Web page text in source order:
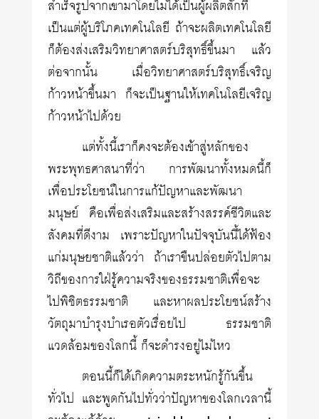
สำเร็จรูปจากเขามาโดยไม่ได้เป็นผู้ผลิตสักที
เป็นแต่ผู้บริโภคเทคโนโลยี ถ้าจะผลิตเทคโนโลยี
ก็ต้องส่งเสริมวิทยาศาสตร์บริสุทธิ์ขึ้นมา แล้ว
ต่อจากนั้น เมื่อวิทยาศาสตร์บริสุทธิ์เจริญ
ก้าวหน้าขึ้นมา ก็จะเป็นฐานให้เทคโนโลยีเจริญ
ก้าวหน้าไปด้วย
แต่ทั้งนี้เราก็คงจะต้องเข้าสู่หลักของ
พระพุทธศาสนาที่ว่า การพัฒนาทั้งหมดนี้ก็
เพื่อประโยชน์ในการแก้ปัญหาและพัฒนา
มนุษย์ คือเพื่อส่งเสริมและสร้างสรรค์ชีวิตและ
สังคมที่ดีงาม เพราะปัญหาในปัจจุบันนี้ได้ฟ้อง
แก่มนุษยชาติแล้วว่า ถ้าเราขืนปล่อยตัวไปตาม
วิถีของการใฝ่รู้ความจริงของธรรมชาติเพื่อจะ
ไปพิชิตธรรมชาติ และหาผลประโยชน์สร้าง
วัตถุมาบำรุงบำเรอตัวเรื่อยไป ธรรมชาติ
แวดล้อมของโลกนี้ ก็จะดำรงอยู่ไม่ไหว
ตอนนี้ก็ได้เกิดความตระหนักรู้กันขึ้น
ทั่วไป และพูดกันไปทั่วว่าปัญหาของโลกเวลานี้